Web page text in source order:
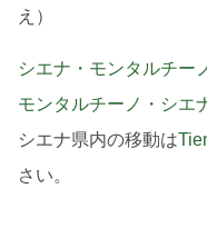
え）
シエナ・モンタルチー
モンタルチーノ・シエ
シエナ県内の移動は
さい。